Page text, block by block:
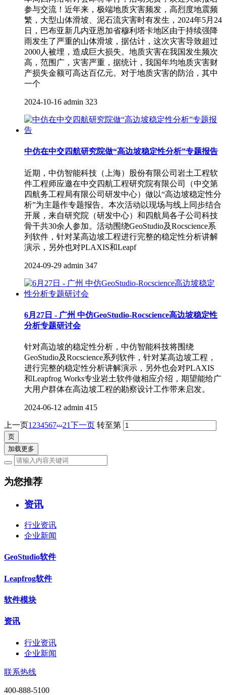
参与交流！近年来，极端地质灾害频发，高烈度地震频
繁，大型山体滑坡、泥石流灾害时有发生，2024年5月24
日，巴布亚新几内亚恩加省穆利塔卡地区由于持续强降
雨发生了严重的山体滑坡，据估计，这次灾害导致超过
2000人被埋，造成巨大损失。地质灾害在我国发生频次
高，范围广，灾害严重，据统计，我国年均地质灾害财
产损失金额可高达百亿元。对于地质灾害的防治，其中
一个
2024-10-16 admin 323
中仿在中交四航研究院做“高边坡稳定性分析”专题报告
近期，中仿智能科技（上海）股份有限公司岩土工程软
件工程师应邀在中交四航工程研究院有限公司（中交第
四航务工程局有限公司研发中心）做以“高边坡稳定性分
析”为主题作专题报告。本次活动以现场与线上同步结合
开展，来自研究院（研发中心）和四航局各子公司科技
骨干共30余人参加。活动围绕GeoStudio及Rocscience系
列软件，针对某高边坡工程进行完整的稳定性分析讲解
演示，另外也对PLAXIS和Leapf
2024-09-29 admin 347
6月27日 - 广州 中仿GeoStudio-Rocscience高边坡稳定性
分析专题研讨会
针对高边坡的稳定性分析，中仿智能科技将围绕
GeoStudio及Rocscience系列软件，针对某高边坡工程，
进行完整的稳定性分析讲解演示，另外也会对PLAXIS
和Leapfrog Works专业岩土软件做相应介绍，期望能给广
大用户群体在高边坡工程的勘察设计工作带来启发。
2024-06-12 admin 415
上一页1 234567...21下一页 转至第
加载更多
为您推荐
资讯
行业资讯
企业新闻
GeoStudio软件
Leapfrog软件
软件模块
资讯
行业资讯
企业新闻
联系热线
400-888-5100